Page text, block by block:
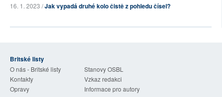
16. 1. 2023 /Jak vypadá druhé kolo čistě z pohledu čísel?
Britské listy
O nás - Britské listy
Stanovy OSBL
Kontakty
Vzkaz redakci
Opravy
Informace pro autory